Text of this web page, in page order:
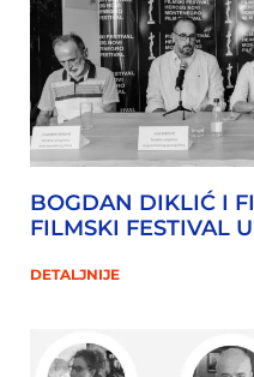
BOGDAN DIKLIĆ I
FILMSKI FESTIVAL
DETALJNIJE